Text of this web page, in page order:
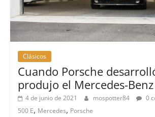
Clásicos
Cuando Porsche
produjo el Mercedes-
4 de junio de 2021 mospotter84
0
500 E, Mercedes, Porsche